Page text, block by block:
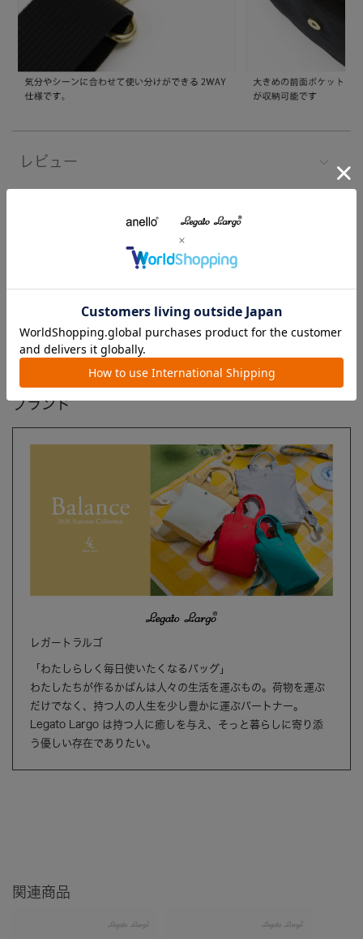
レビュー
ブランド
レガートラルゴ
「わたしらしく毎日使いたくなるバッグ」
わたしたちが作るかばんは人々の生活を運ぶもの。荷物を運ぶ
だけでなく、持つ人の人生を少し豊かに運ぶパートナー。
Legato Largo は持つ人に癒しを与え、そっと暮らしに寄り添
う優しい存在でありたい。
関連商品